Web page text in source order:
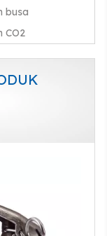
busa
CO2